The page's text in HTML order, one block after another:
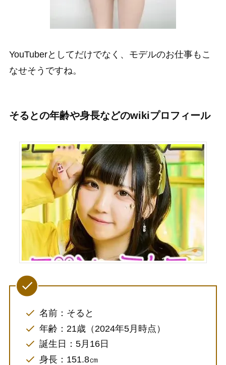
YouTuberとしてだけでなく、モデルのお仕事もこ
なせそうですね。
そるとの年齢や身長などのwikiプロフィール
名前：そると
年齢：21歳（2024年5月時点）
誕生日：5月16日
身長：151.8㎝